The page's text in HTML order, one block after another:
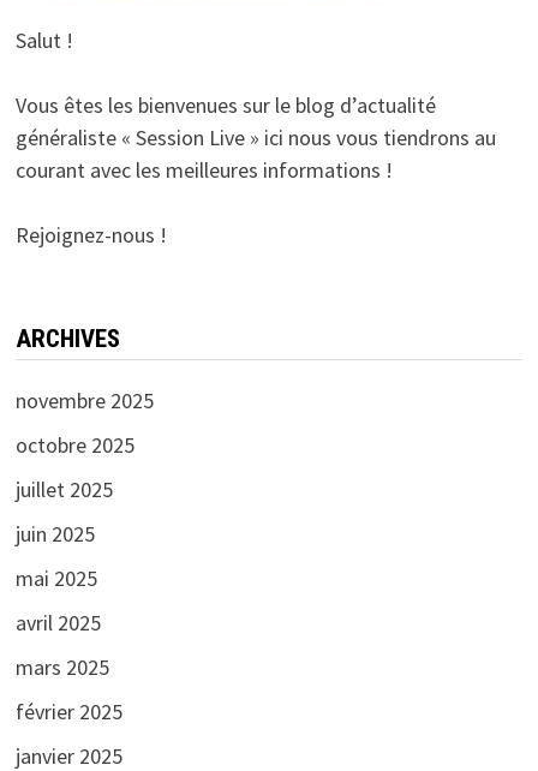
Salut !
Vous êtes les bienvenues sur le blog d’actualité
généraliste « Session Live » ici nous vous tiendrons au
courant avec les meilleures informations !
Rejoignez-nous !
ARCHIVES
novembre 2025
octobre 2025
juillet 2025
juin 2025
mai 2025
avril 2025
mars 2025
février 2025
janvier 2025